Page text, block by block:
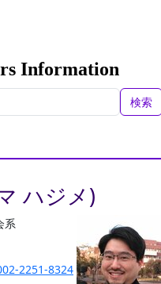
Information
検索
ハジメ)
系
2251-8324